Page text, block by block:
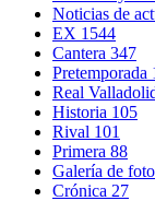
Noticias de
EX 1544
Cantera 347
Pretemporada
Real
Historia 105
Rival 101
Primera 88
Galería de
Crónica 27